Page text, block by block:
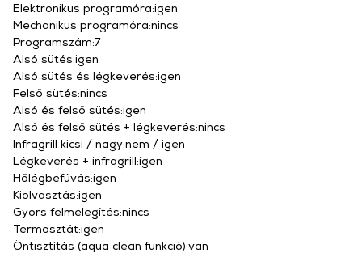
Elektronikus programóra:igen
Mechanikus programóra:nincs
Programszám:7
Alsó sütés:igen
Alsó sütés és légkeverés:igen
Felső sütés:nincs
Alsó és felső sütés:igen
Alsó és felső sütés + légkeverés:nincs
Infragrill kicsi / nagy:nem / igen
Légkeverés + infragrill:igen
Hőlégbefúvás:igen
Kiolvasztás:igen
Gyors felmelegítés:nincs
Termosztát:igen
Öntisztítás (aqua clean funkció):van